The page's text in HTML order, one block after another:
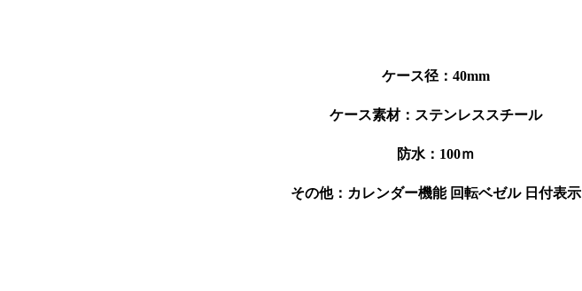
ケース径：40mm
ケース素材：ステンレススチール
防水：100ｍ
その他：カレンダー機能 回転ベゼル 日付表示